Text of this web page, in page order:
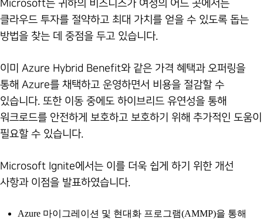
Microsoft는 귀하의 비즈니스가 여정의 어느 곳에서든
클라우드 투자를 절약하고 최대 가치를 얻을 수 있도록 돕는
방법을 찾는 데 중점을 두고 있습니다.
이미 Azure Hybrid Benefit와 같은 가격 혜택과 오퍼링을
통해 Azure를 채택하고 운영하면서 비용을 절감할 수
있습니다. 또한 이동 중에도 하이브리드 유연성을 통해
워크로드를 안전하게 보호하고 보호하기 위해 추가적인 도움이
필요할 수 있습니다.
Microsoft Ignite에서는 이를 더욱 쉽게 하기 위한 개선
사항과 이점을 발표하였습니다.
Azure 마이그레이션 및 현대화 프로그램(AMMP)을 통해